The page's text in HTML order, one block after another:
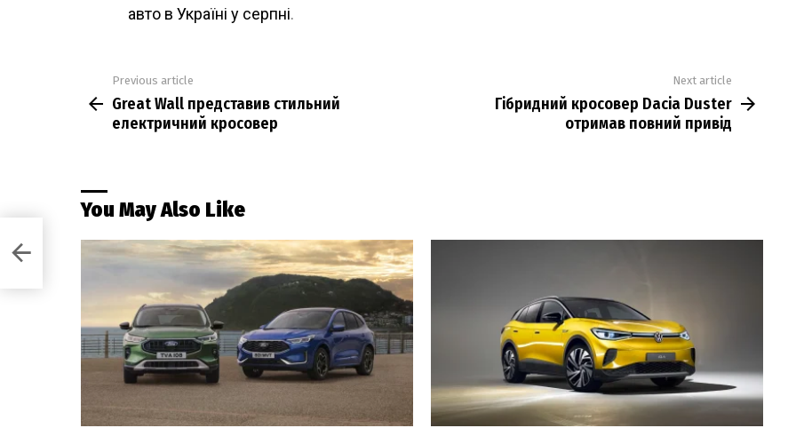
авто в Україні у серпні.
more
Previous article
Great Wall представив стильний
електричний кросовер
Next article
Гібридний кросовер Dacia Duster
отримав повний привід
You May Also Like